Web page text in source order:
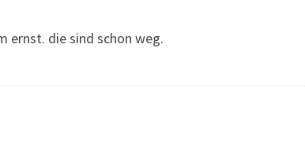
ernst. die sind schon weg.